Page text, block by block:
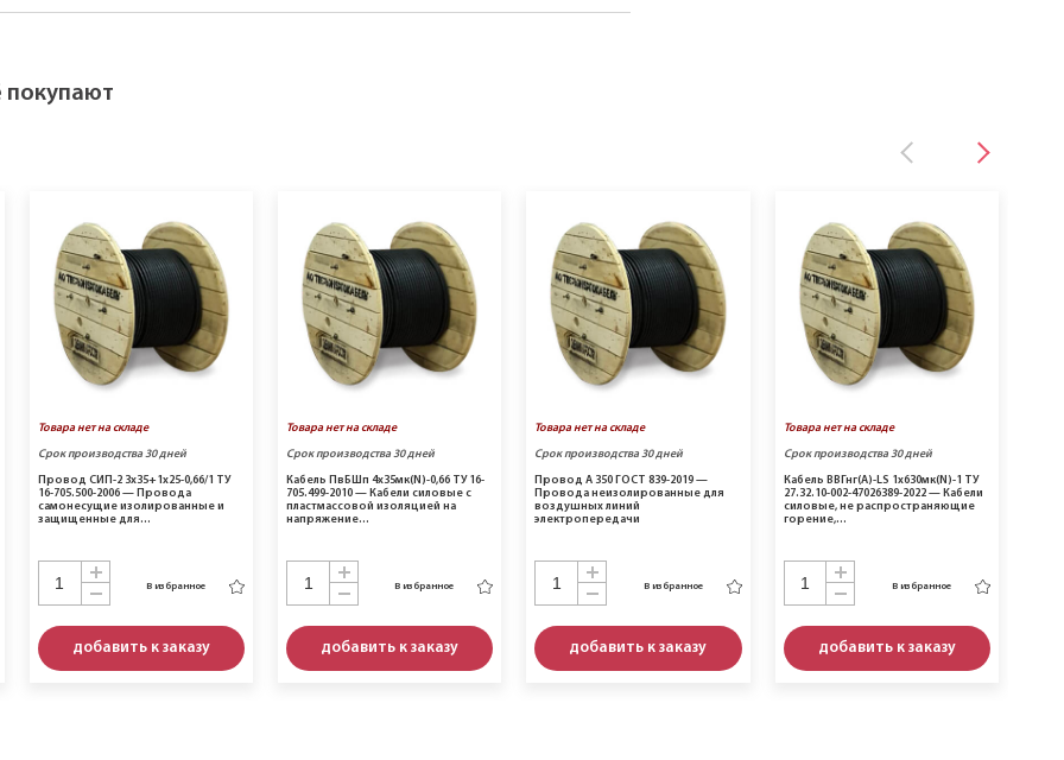
покупают
Товара нет на складе
Срок производства 30 дней
Провод СИП-2 3х35+1х25-0,66/1 ТУ
16-705.500-2006 — Провода
самонесущие изолированные и
защищенные для…
В избранное
добавить к заказу
Товара нет на складе
Срок производства 30 дней
Кабель ПвБШп 4х35мк(N)-0,66 ТУ 16-
705.499-2010 — Кабели силовые с
пластмассовой изоляцией на
напряжение…
В избранное
добавить к заказу
Товара нет на складе
Срок производства 30 дней
Провод А 350 ГОСТ 839-2019 —
Провода неизолированные для
воздушных линий
электропередачи
В избранное
добавить к заказу
Товара нет на складе
Срок производства 30 дней
Кабель ВВГнг(A)-LS 1х630мк(N)-1 ТУ
27.32.10-002-47026389-2022 — Кабели
силовые, не распространяющие
горение,…
В избранное
добавить к заказу